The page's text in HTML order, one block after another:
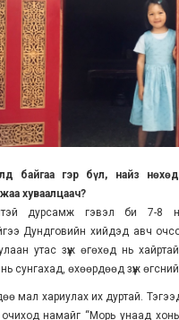
байгаа гэр бүл, найз
хуваалцаач?
дурсамж гэвэл би 7-8
Дундговийн хийдэд авч
утас зүүж өгөхөд нь
сунгахад, өхөөрдөөд зүүж
мал хариулах их дуртай.
намайг “Морь унаад хонь